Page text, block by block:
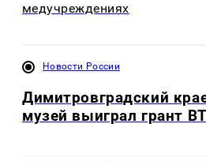
медучреждениях
Новости России
Димитровградский
музей выиграл грант